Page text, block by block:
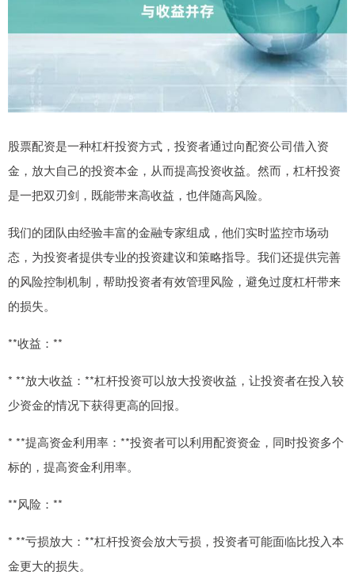
股票配资是一种杠杆投资方式，投资者通过向配资公司借入资
金，放大自己的投资本金，从而提高投资收益。然而，杠杆投资
是一把双刃剑，既能带来高收益，也伴随高风险。
我们的团队由经验丰富的金融专家组成，他们实时监控市场动
态，为投资者提供专业的投资建议和策略指导。我们还提供完善
的风险控制机制，帮助投资者有效管理风险，避免过度杠杆带来
的损失。
**收益：**
* **放大收益：**杠杆投资可以放大投资收益，让投资者在投入较
少资金的情况下获得更高的回报。
* **提高资金利用率：**投资者可以利用配资资金，同时投资多个
标的，提高资金利用率。
**风险：**
* **亏损放大：**杠杆投资会放大亏损，投资者可能面临比投入本
金更大的损失。